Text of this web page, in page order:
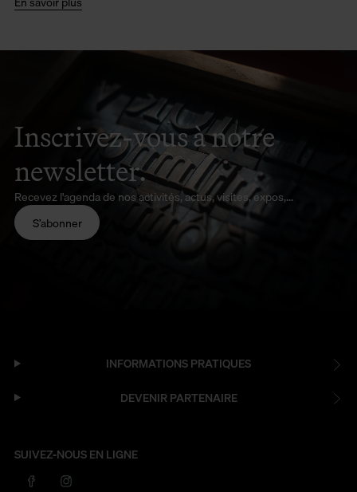
Inscrivez-vous à notre
newsletter.
Recevez l'agenda de nos activités, actus, visites, expos,...
S’abonner
INFORMATIONS PRATIQUES
DEVENIR PARTENAIRE
SUIVEZ-NOUS EN LIGNE